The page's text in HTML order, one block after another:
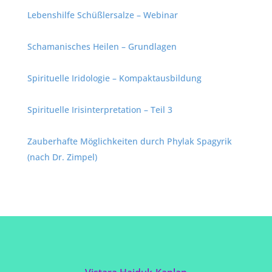
Lebenshilfe Schüßlersalze – Webinar
Schamanisches Heilen – Grundlagen
Spirituelle Iridologie – Kompaktausbildung
Spirituelle Irisinterpretation – Teil 3
Zauberhafte Möglichkeiten durch Phylak Spagyrik
(nach Dr. Zimpel)